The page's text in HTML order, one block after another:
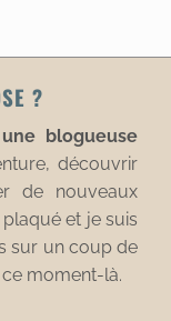
?
blogueuse
découvrir
de nouveaux
plaqué et je suis
sur un coup de
ce moment-là.